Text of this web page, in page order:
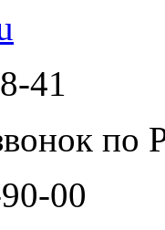
41
по
00